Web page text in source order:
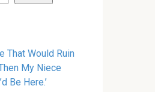
That Would Ruin
My Niece
Be Here.’